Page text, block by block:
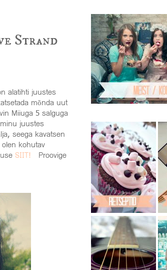
Strand
alatihti juustes
mõnda uut
Miiuga 5 salguga
juustes
seega kavatsen
kohutav
SIIT!
Proovige